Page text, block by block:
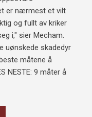
er nærmest et vilt
og fullt av kriker
i," sier Mecham.
uønskede skadedyr
måtene å
NESTE: 9 måter å